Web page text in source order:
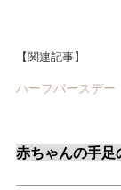
【関連記事】
ハーフバースデー
赤ちゃんの手足